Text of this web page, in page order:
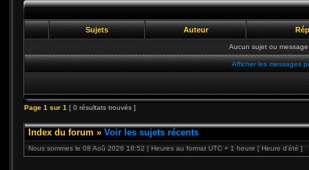
Sujets Auteur
Aucun sujet ou
Afficher les messages
Page 1 sur 1 [ 0 résultats trouvés ]
Index du forum » Voir les sujets récents
Nous sommes le 08 Aoû 2026 18:52 | Heures au format UTC + 1 heure [ Heure d’été ]